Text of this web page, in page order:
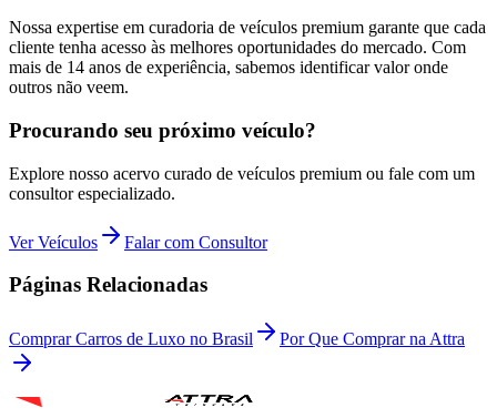
Nossa expertise em curadoria de veículos premium garante que cada
cliente tenha acesso às melhores oportunidades do mercado. Com
mais de 14 anos de experiência, sabemos identificar valor onde
outros não veem.
Procurando seu próximo veículo?
Explore nosso acervo curado de veículos premium ou fale com um
consultor especializado.
Ver Veículos Falar com Consultor
Páginas Relacionadas
Comprar Carros de Luxo no Brasil Por Que Comprar na Attra